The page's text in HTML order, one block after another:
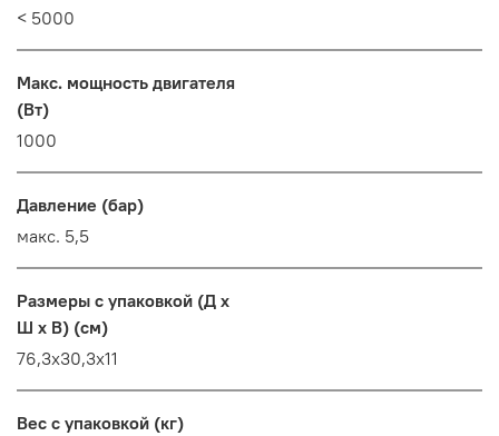
< 5000
Макс. мощность двигателя
(Вт)
1000
Давление (бар)
макс. 5,5
Размеры с упаковкой (Д x
Ш x В) (см)
76,3x30,3x11
Вес с упаковкой (кг)